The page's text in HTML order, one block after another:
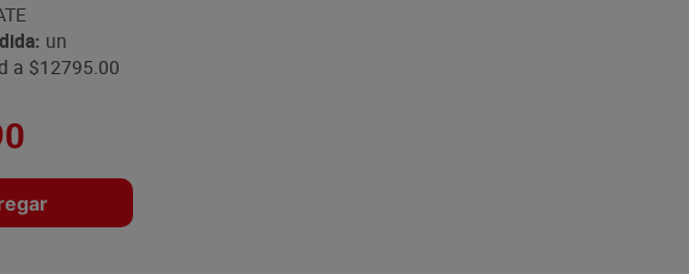
un
a $12795.00